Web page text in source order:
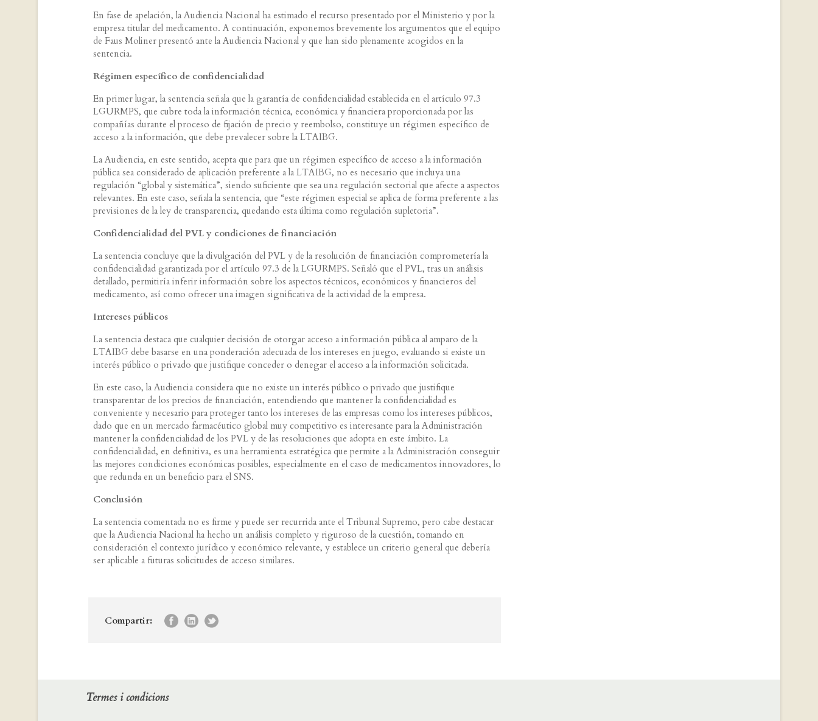
En fase de apelación, la Audiencia Nacional ha estimado el recurso presentado por el Ministerio y por la
empresa titular del medicamento. A continuación, exponemos brevemente los argumentos que el equipo
de Faus Moliner presentó ante la Audiencia Nacional y que han sido plenamente acogidos en la
sentencia.
Régimen específico de confidencialidad
En primer lugar, la sentencia señala que la garantía de confidencialidad establecida en el artículo 97.3
LGURMPS, que cubre toda la información técnica, económica y financiera proporcionada por las
compañías durante el proceso de fijación de precio y reembolso, constituye un régimen específico de
acceso a la información, que debe prevalecer sobre la LTAIBG.
La Audiencia, en este sentido, acepta que para que un régimen específico de acceso a la información
pública sea considerado de aplicación preferente a la LTAIBG, no es necesario que incluya una
regulación “global y sistemática”, siendo suficiente que sea una regulación sectorial que afecte a aspectos
relevantes. En este caso, señala la sentencia, que “este régimen especial se aplica de forma preferente a las
previsiones de la ley de transparencia, quedando esta última como regulación supletoria”.
Confidencialidad del PVL y condiciones de financiación
La sentencia concluye que la divulgación del PVL y de la resolución de financiación comprometería la
confidencialidad garantizada por el artículo 97.3 de la LGURMPS. Señaló que el PVL, tras un análisis
detallado, permitiría inferir información sobre los aspectos técnicos, económicos y financieros del
medicamento, así como ofrecer una imagen significativa de la actividad de la empresa.
Intereses públicos
La sentencia destaca que cualquier decisión de otorgar acceso a información pública al amparo de la
LTAIBG debe basarse en una ponderación adecuada de los intereses en juego, evaluando si existe un
interés público o privado que justifique conceder o denegar el acceso a la información solicitada.
En este caso, la Audiencia considera que no existe un interés público o privado que justifique
transparentar de los precios de financiación, entendiendo que mantener la confidencialidad es
conveniente y necesario para proteger tanto los intereses de las empresas como los intereses públicos,
dado que en un mercado farmacéutico global muy competitivo es interesante para la Administración
mantener la confidencialidad de los PVL y de las resoluciones que adopta en este ámbito. La
confidencialidad, en definitiva, es una herramienta estratégica que permite a la Administración conseguir
las mejores condiciones económicas posibles, especialmente en el caso de medicamentos innovadores, lo
que redunda en un beneficio para el SNS.
Conclusión
La sentencia comentada no es firme y puede ser recurrida ante el Tribunal Supremo, pero cabe destacar
que la Audiencia Nacional ha hecho un análisis completo y riguroso de la cuestión, tomando en
consideración el contexto jurídico y económico relevante, y establece un criterio general que debería
ser aplicable a futuras solicitudes de acceso similares.
Compartir:
Termes i condicions